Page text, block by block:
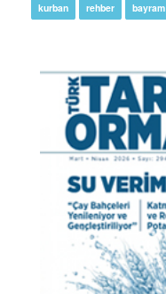
kurban rehber bayram